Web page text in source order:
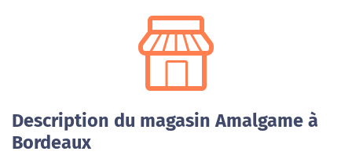
Description du magasin Amalgame à
Bordeaux